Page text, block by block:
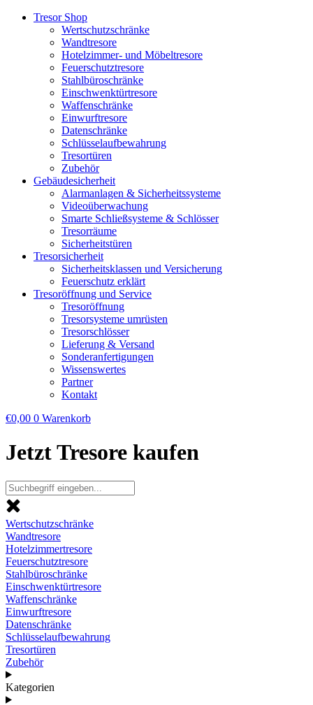
Tresor Shop
Wertschutzschränke
Wandtresore
Hotelzimmer- und Möbeltresore
Feuerschutztresore
Stahlbüroschränke
Einschwenktürtresore
Waffenschränke
Einwurftresore
Datenschränke
Schlüsselaufbewahrung
Tresortüren
Zubehör
Gebäudesicherheit
Alarmanlagen & Sicherheitssysteme
Videoüberwachung
Smarte Schließsysteme & Schlösser
Tresorräume
Sicherheitstüren
Tresorsicherheit
Sicherheitsklassen und Versicherung
Feuerschutz erklärt
Tresoröffnung und Service
Tresoröffnung
Tresorsysteme umrüsten
Tresorschlösser
Lieferung & Versand
Sonderanfertigungen
Wissenswertes
Partner
Kontakt
€0,00 0 Warenkorb
Jetzt Tresore kaufen
Wertschutzschränke
Wandtresore
Hotelzimmertresore
Feuerschutztresore
Stahlbüroschränke
Einschwenktürtresore
Waffenschränke
Einwurftresore
Datenschränke
Schlüsselaufbewahrung
Tresortüren
Zubehör
Kategorien